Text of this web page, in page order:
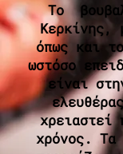
Το
Κερκίνης,
όπως και
ωστόσο
είναι
χρειαστεί
χρόνος. Τα